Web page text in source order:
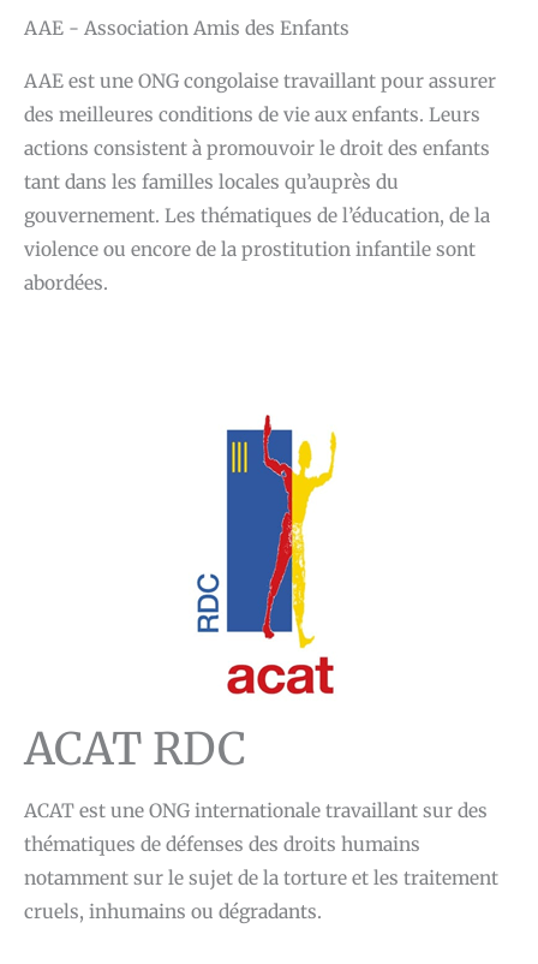
AAE - Association Amis des Enfants
AAE est une ONG congolaise travaillant pour assurer
des meilleures conditions de vie aux enfants. Leurs
actions consistent à promouvoir le droit des enfants
tant dans les familles locales qu’auprès du
gouvernement. Les thématiques de l’éducation, de la
violence ou encore de la prostitution infantile sont
abordées.
ACAT RDC
ACAT est une ONG internationale travaillant sur des
thématiques de défenses des droits humains
notamment sur le sujet de la torture et les traitement
cruels, inhumains ou dégradants.